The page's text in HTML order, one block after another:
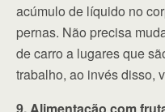
acúmulo de líquido no
pernas. Não precisa
de carro a lugares que
trabalho, ao invés disso,
9. Alimentação com